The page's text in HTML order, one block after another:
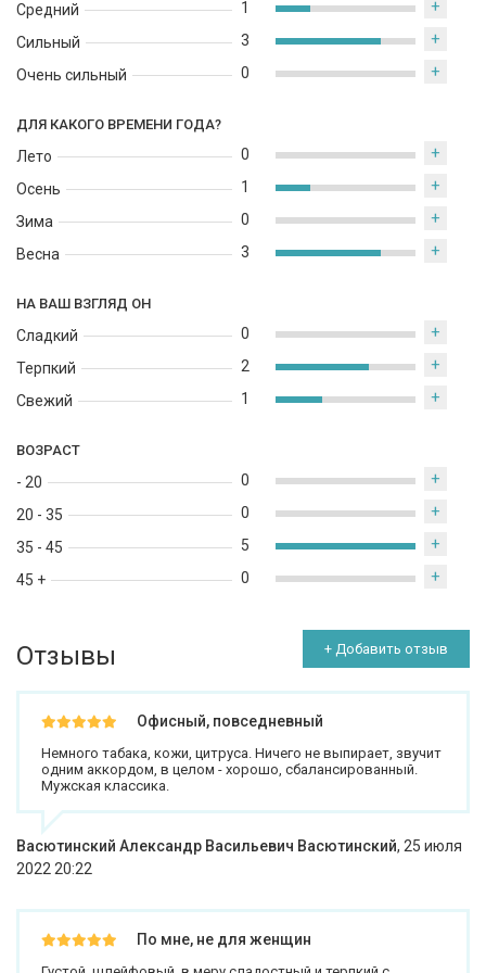
Средний
Сильный
Очень сильный
1 +
3 +
0 +
ДЛЯ КАКОГО ВРЕМЕНИ ГОДА?
Лето
Осень
Зима
Весна
0 +
1 +
0 +
3 +
НА ВАШ ВЗГЛЯД ОН
Сладкий
Терпкий
Свежий
0 +
2 +
1 +
ВОЗРАСТ
- 20
20 - 35
35 - 45
45 +
0 +
0 +
5 +
0 +
Отзывы + Добавить отзыв
Офисный, повседневный
Немного табака, кожи, цитруса. Ничего не выпирает, звучит
одним аккордом, в целом - хорошо, сбалансированный.
Мужская классика.
Васютинский Александр Васильевич Васютинский, 25 июля
2022 20:22
По мне, не для женщин